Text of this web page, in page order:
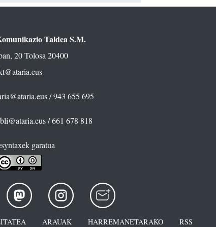
Taldea S.M.
20 Tolosa 20400
/ 943 655 695
/ 661 678 818
garatua
ARAUAK HARREMANETARAKO RSS